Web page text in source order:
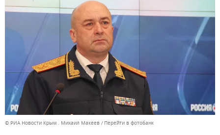
© РИА Новости Крым . Михаил Макеев Перейти в фотобанк